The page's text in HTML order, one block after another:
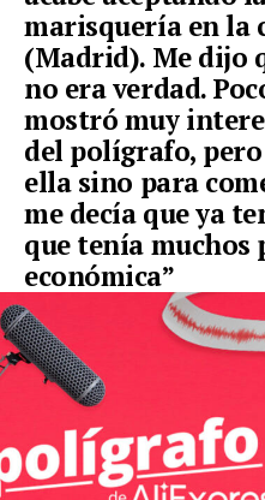
marisquería en la
(Madrid). Me dijo
no era verdad.
mostró muy
del polígrafo,
ella sino para
me decía que ya
que tenía muchos
económica”